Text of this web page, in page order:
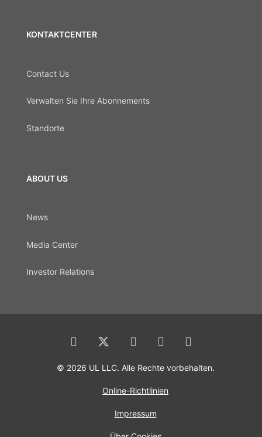
KONTAKTCENTER
Contact Us
Verwalten Sie Ihre Abonnements
Standorte
ABOUT US
News
Media Center
Investor Relations
© 2026 UL LLC. Alle Rechte vorbehalten.
Online-Richtlinien
Impressum